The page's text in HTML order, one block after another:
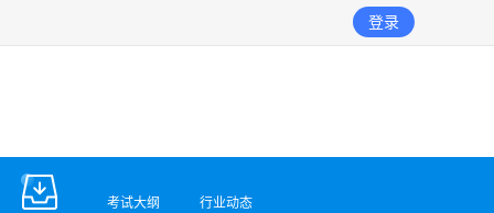
登录
考试大纲 行业动态